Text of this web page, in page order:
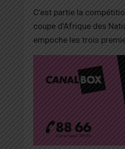
C’est partie la
coupe d’Afrique des
empoche les trois